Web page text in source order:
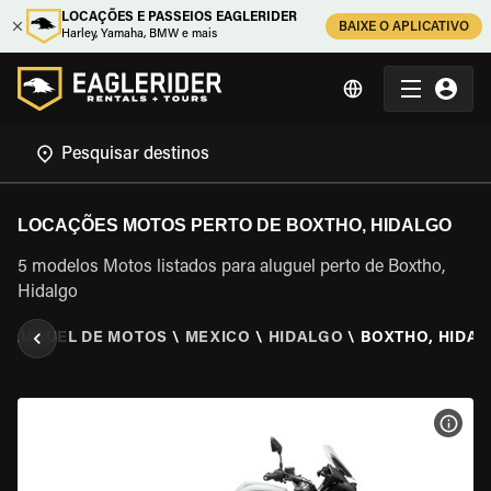
LOCAÇÕES E PASSEIOS EAGLERIDER
Harley, Yamaha, BMW e mais
BAIXE O APLICATIVO
LOCAÇÕES MOTOS PERTO DE BOXTHO, HIDALGO
5 modelos Motos listados para aluguel perto de Boxtho,
Hidalgo
ALUGUEL DE MOTOS \ MEXICO \ HIDALGO \ BOXTHO,
VER